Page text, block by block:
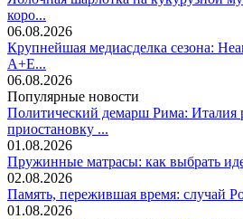
коро...
06.08.2026
Крупнейшая медиасделка сезона:
A+E...
06.08.2026
Популярные новости
Политический демарш Рима: Италия
приостановку ...
01.08.2026
Пружинные матрасы: как выбрать
02.08.2026
Память, пережившая время: случай
01.08.2026